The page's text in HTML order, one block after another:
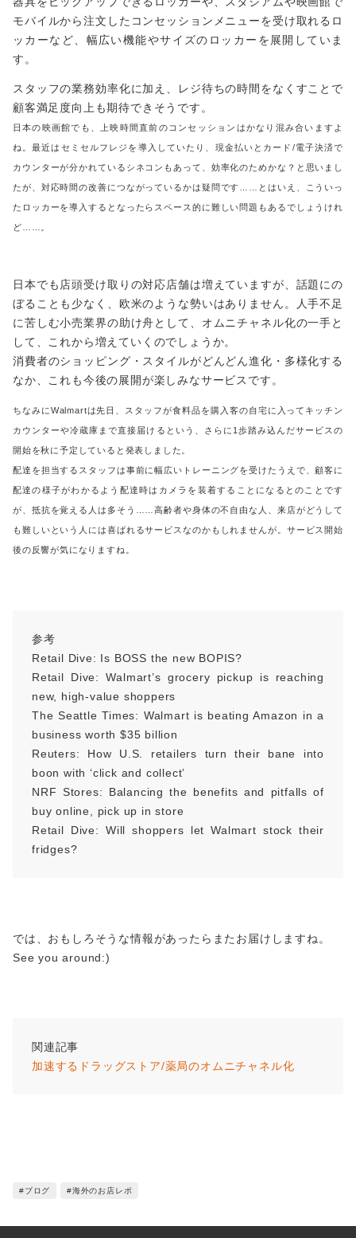
モバイルから注文したコンセッションメニューを受け取れるロ
ッカーなど、幅広い機能やサイズのロッカーを展開していま
す。
スタッフの業務効率化に加え、レジ待ちの時間をなくすことで
顧客満足度向上も期待できそうです。
日本の映画館でも、上映時間直前のコンセッションはかなり混み合いますよ
ね。最近はセミセルフレジを導入していたり、現金払いとカード/電子決済で
カウンターが分かれているシネコンもあって、効率化のためかな？と思いまし
たが、対応時間の改善につながっているかは疑問です……とはいえ、こういっ
たロッカーを導入するとなったらスペース的に難しい問題もあるでしょうけれ
ど……。
日本でも店頭受け取りの対応店舗は増えていますが、話題にの
ぼることも少なく、欧米のような勢いはありません。人手不足
に苦しむ小売業界の助け舟として、オムニチャネル化の一手と
して、これから増えていくのでしょうか。
消費者のショッピング・スタイルがどんどん進化・多様化する
なか、これも今後の展開が楽しみなサービスです。
ちなみにWalmartは先日、スタッフが食料品を購入客の自宅に入ってキッチン
カウンターや冷蔵庫まで直接届けるという、さらに1歩踏み込んだサービスの
開始を秋に予定していると発表しました。
配達を担当するスタッフは事前に幅広いトレーニングを受けたうえで、顧客に
配達の様子がわかるよう配達時はカメラを装着することになるとのことです
が、抵抗を覚える人は多そう……高齢者や身体の不自由な人、来店がどうして
も難しいという人には喜ばれるサービスなのかもしれませんが。サービス開始
後の反響が気になりますね。
参考
Retail Dive: Is BOSS the new BOPIS?
Retail Dive: Walmart’s grocery pickup is reaching
new, high-value shoppers
The Seattle Times: Walmart is beating Amazon in a
business worth $35 billion
Reuters: How U.S. retailers turn their bane into
boon with ‘click and collect’
NRF Stores: Balancing the benefits and pitfalls of
buy online, pick up in store
Retail Dive: Will shoppers let Walmart stock their
fridges?
では、おもしろそうな情報があったらまたお届けしますね。
See you around:)
関連記事
加速するドラッグストア/薬局のオムニチャネル化
#ブログ #海外のお店レポ